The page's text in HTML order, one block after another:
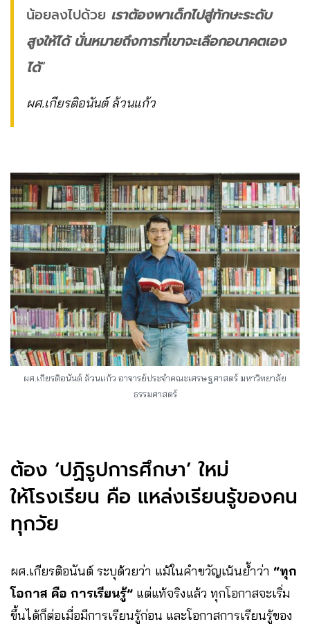
น้อยลงไปด้วย เราต้องพาเด็กไปสู่ทักษะระดับ
สูงให้ได้ นั่นหมายถึงการที่เขาจะเลือกอนาคตเอง
ได้“
ผศ.เกียรติอนันต์ ล้วนแก้ว
ผศ.เกียรติอนันต์ ล้วนแก้ว อาจารย์ประจำคณะเศรษฐศาสตร์ มหาวิทยาลัย
ธรรมศาสตร์
ต้อง ‘ปฏิรูปการศึกษา’ ใหม่
ให้โรงเรียน คือ แหล่งเรียนรู้ของคน
ทุกวัย
ผศ.เกียรติอนันต์ ระบุด้วยว่า แม้ในคำขวัญเน้นย้ำว่า “ทุก
โอกาส คือ การเรียนรู้” แต่แท้จริงแล้ว ทุกโอกาสจะเริ่ม
ขึ้นได้ก็ต่อเมื่อมีการเรียนรู้ก่อน และโอกาสการเรียนรู้ของ